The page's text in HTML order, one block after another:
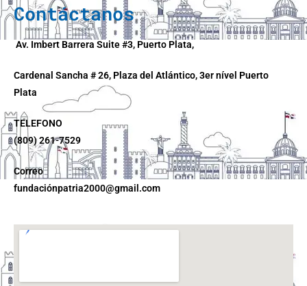
Contáctanos
Av. Imbert Barrera Suite #3, Puerto Plata,
Cardenal Sancha # 26, Plaza del Atlántico, 3er nível Puerto
Plata
TELEFONO
(809) 261-7529
Correo
fundaciónpatria2000@gmail.com